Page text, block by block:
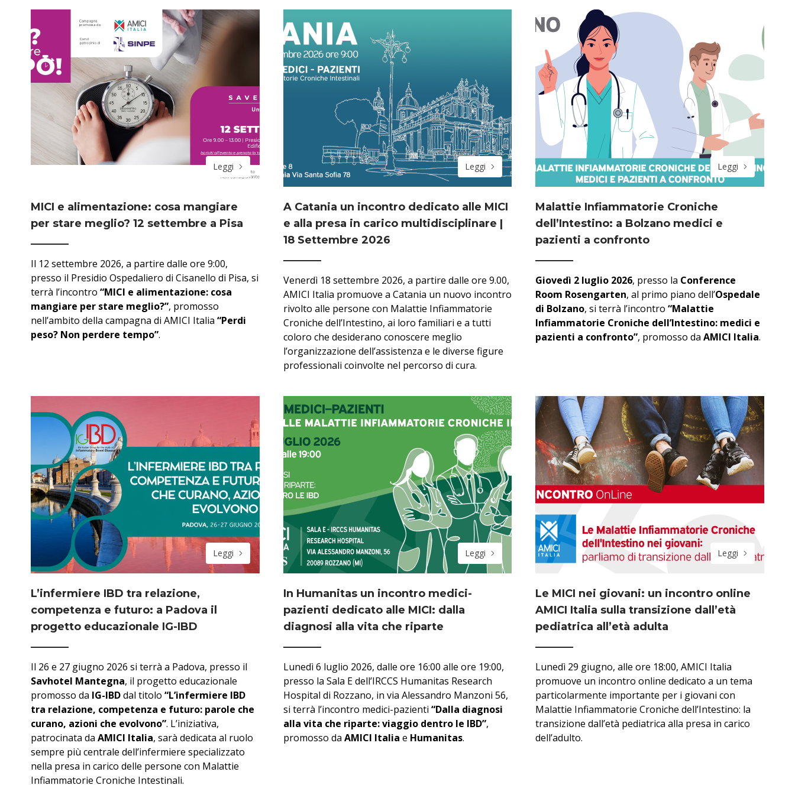
Leggi
MICI e alimentazione: cosa mangiare
per stare meglio? 12 settembre a Pisa
Il 12 settembre 2026, a partire dalle ore 9:00,
presso il Presidio Ospedaliero di Cisanello di Pisa, si
terrà l’incontro “MICI e alimentazione: cosa
mangiare per stare meglio?”, promosso
nell’ambito della campagna di AMICI Italia “Perdi
peso? Non perdere tempo”.
Leggi
A Catania un incontro dedicato alle MICI
e alla presa in carico multidisciplinare |
18 Settembre 2026
Venerdì 18 settembre 2026, a partire dalle ore 9.00,
AMICI Italia promuove a Catania un nuovo incontro
rivolto alle persone con Malattie Infiammatorie
Croniche dell’Intestino, ai loro familiari e a tutti
coloro che desiderano conoscere meglio
l’organizzazione dell’assistenza e le diverse figure
professionali coinvolte nel percorso di cura.
Leggi
Malattie Infiammatorie Croniche
dell’Intestino: a Bolzano medici e
pazienti a confronto
Giovedì 2 luglio 2026, presso la Conference
Room Rosengarten, al primo piano dell’Ospedale
di Bolzano, si terrà l’incontro“Malattie
Infiammatorie Croniche dell’Intestino: medici e
pazienti a confronto”, promosso daAMICI Italia.
Leggi
L’infermiere IBD tra relazione,
competenza e futuro: a Padova il
progetto educazionale IG-IBD
Il 26 e 27 giugno 2026 si terrà a Padova, presso il
Savhotel Mantegna, il progetto educazionale
promosso da IG-IBDdal titolo “L’infermiere IBD
tra relazione, competenza e futuro: parole che
curano, azioni che evolvono”. L’iniziativa,
patrocinata da AMICI Italia, sarà dedicata al ruolo
sempre più centrale dell’infermiere specializzato
nella presa in carico delle persone con Malattie
Infiammatorie Croniche Intestinali.
Leggi
In Humanitas un incontro medici-
pazienti dedicato alle MICI: dalla
diagnosi alla vita che riparte
Lunedì 6 luglio 2026, dalle ore 16:00 alle ore 19:00,
presso la Sala E dell’IRCCS Humanitas Research
Hospital di Rozzano, in via Alessandro Manzoni 56,
si terrà l’incontro medici-pazienti “Dalla diagnosi
alla vita che riparte: viaggio dentro le IBD”,
promosso da AMICI Italia e Humanitas.
Leggi
Le MICI nei giovani: un incontro online
AMICI Italia sulla transizione dall’età
pediatrica all’età adulta
Lunedì 29 giugno, alle ore 18:00, AMICI Italia
promuove un incontro online dedicato a un tema
particolarmente importante per i giovani con
Malattie Infiammatorie Croniche dell’Intestino: la
transizione dall’età pediatrica alla presa in carico
dell’adulto.